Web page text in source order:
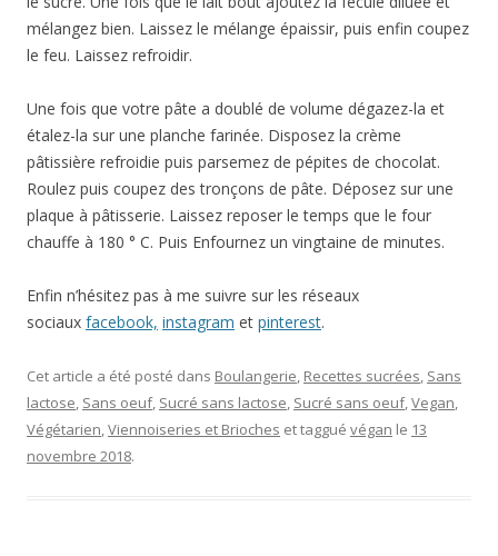
mélangez bien. Laissez le mélange épaissir, puis enfin coupez
le feu. Laissez refroidir.
Une fois que votre pâte a doublé de volume dégazez-la et
étalez-la sur une planche farinée. Disposez la crème
pâtissière refroidie puis parsemez de pépites de chocolat.
Roulez puis coupez des tronçons de pâte. Déposez sur une
plaque à pâtisserie. Laissez reposer le temps que le four
chauffe à 180 ° C. Puis Enfournez un vingtaine de minutes.
Enfin n’hésitez pas à me suivre sur les réseaux
sociaux facebook, instagram et pinterest.
Cet article a été posté dans Boulangerie Recettes sucrées Sans
lactose Sans oeuf, Sucré sans lactose Sucré sans oeuf, Vegan
Végétarien Viennoiseries et Brioches et taggué végan le 13
novembre 2018.